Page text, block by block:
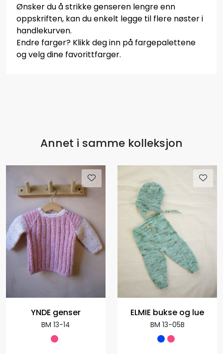
Ønsker du å strikke genseren lengre enn
oppskriften, kan du enkelt legge til flere nøster i
handlekurven.
Endre farger? Klikk deg inn på fargepalettene
og velg dine favorittfarger.
Annet i samme kolleksjon
YNDE genser
BM 13-14
ELMIE bukse og lue
BM 13-05B